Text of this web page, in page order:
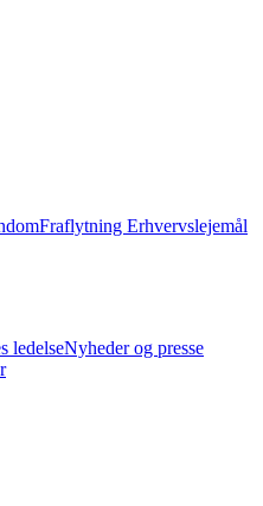
Fraflytning Erhvervslejemål
ledelseNyheder og presse